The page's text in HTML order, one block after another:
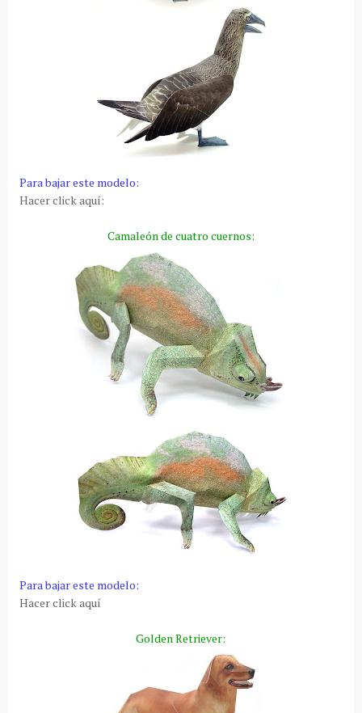
Para bajar este modelo:
Hacer click aquí:
Camaleón de cuatro cuernos:
Para bajar este modelo:
Hacer click aquí
Golden Retriever: